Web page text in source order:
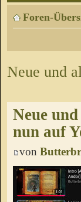
Foren-
Neue und
Neue
nun auf
von